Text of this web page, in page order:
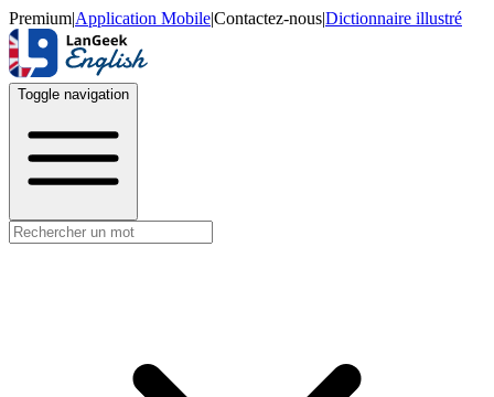
Premium|Application Mobile|Contactez-nous|Dictionnaire illustré
Toggle navigation